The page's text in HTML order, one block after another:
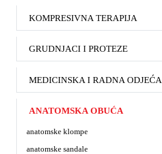
KOMPRESIVNA TERAPIJA
GRUDNJACI I PROTEZE
MEDICINSKA I RADNA ODJEĆA
ANATOMSKA OBUĆA
anatomske klompe
anatomske sandale